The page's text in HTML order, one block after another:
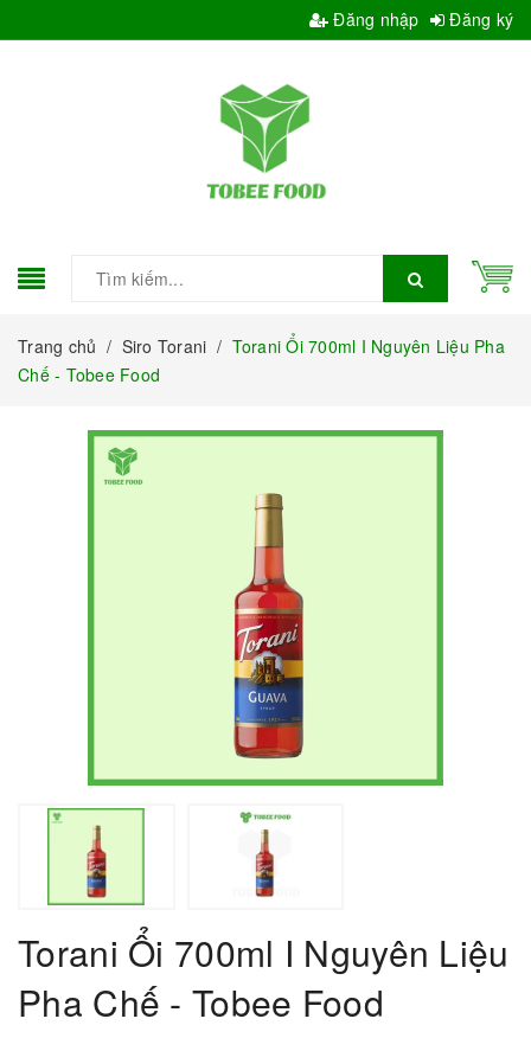
Đăng nhập Đăng ký
Trang chủ / Siro Torani / Torani Ổi 700ml I Nguyên Liệu Pha
Chế - Tobee Food
Torani Ổi 700ml I Nguyên Liệu
Pha Chế - Tobee Food